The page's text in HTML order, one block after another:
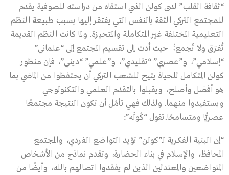
“ثقافة القلب” لدى كولن الذي استقاه من دراسته للصوفية يقدم
للمجتمع التركي الثقة بالنفس التي يفتقر إليها بسبب طبيعة النظم
التعليمية المختلفة غير المتكاملة والمتحيزة. ولما كانت النظم القديمة
تُفرّق ولا تَجمع؛ حيث أدت إلى تقسيم المجتمع إلى “علماني”
“إسلامي”، و”عصري” “تقليدي”، و”علمي” “ديني”، فإن منظور
كولن المتكامل للحياة يتيح للشعب التركي أن يحتفظوا من الماضي بما
هو أفضل وأصلح، ويقبلوا بالتقدم العلمي والتكنولوجي
ويستفيدوا منهما. ولذلك فهي تأمُل أن تكون النتيجة مجتمعًا
عصريًّا ومتسامحًا.تقول “كُولَه”:
“إن البنية الفكرية لـ”كولن” تؤيد التواضع الفردي، والمجتمع
المحافظ، والإسلام في بناء الحضارة، وتقدم نماذج من الأشخاص
المتواضعين والمعتدلين الذين لم يفقدوا اتصالهم بالله، وأيضًا من